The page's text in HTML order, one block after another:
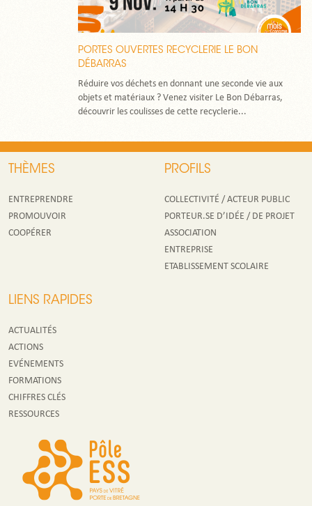
PORTES OUVERTES RECYCLERIE LE BON
DÉBARRAS
Réduire vos déchets en donnant une seconde vie aux
objets et matériaux ? Venez visiter Le Bon Débarras,
découvrir les coulisses de cette recyclerie...
THÈMES
ENTREPRENDRE
PROMOUVOIR
COOPÉRER
PROFILS
COLLECTIVITÉ / ACTEUR PUBLIC
PORTEUR.SE D’IDÉE / DE PROJET
ASSOCIATION
ENTREPRISE
ETABLISSEMENT SCOLAIRE
LIENS RAPIDES
ACTUALITÉS
ACTIONS
EVÉNEMENTS
FORMATIONS
CHIFFRES CLÉS
RESSOURCES